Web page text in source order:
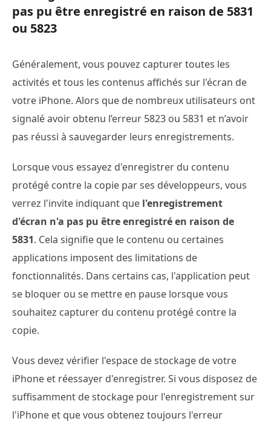
pas pu être enregistré en raison de 5831
ou 5823
Généralement, vous pouvez capturer toutes les
activités et tous les contenus affichés sur l'écran de
votre iPhone. Alors que de nombreux utilisateurs ont
signalé avoir obtenu l’erreur 5823 ou 5831 et n’avoir
pas réussi à sauvegarder leurs enregistrements.
Lorsque vous essayez d'enregistrer du contenu
protégé contre la copie par ses développeurs, vous
verrez l'invite indiquant que l'enregistrement
d'écran n'a pas pu être enregistré en raison de
5831. Cela signifie que le contenu ou certaines
applications imposent des limitations de
fonctionnalités. Dans certains cas, l'application peut
se bloquer ou se mettre en pause lorsque vous
souhaitez capturer du contenu protégé contre la
copie.
Vous devez vérifier l'espace de stockage de votre
iPhone et réessayer d'enregistrer. Si vous disposez de
suffisamment de stockage pour l'enregistrement sur
l'iPhone et que vous obtenez toujours l'erreur